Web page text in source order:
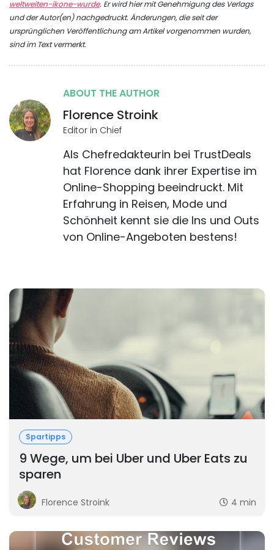
weltweiten-ikone-wurde. Er wird hier mit Genehmigung des Verlags
und der Autor(en) nachgedruckt. Änderungen, die seit der
ursprünglichen Veröffentlichung am Artikel vorgenommen wurden,
sind im Text vermerkt.
ABOUT THE AUTHOR
Florence Stroink
Editor in Chief
Als Chefredakteurin bei TrustDeals
hat Florence dank ihrer Expertise im
Online-Shopping beeindruckt. Mit
Erfahrung in Reisen, Mode und
Schönheit kennt sie die Ins und Outs
von Online-Angeboten bestens!
Spartipps
9 Wege, um bei Uber und Uber Eats zu
sparen
Florence Stroink 4 min